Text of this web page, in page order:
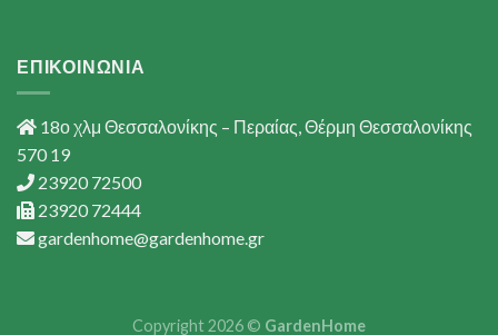
ΕΠΙΚΟΙΝΩΝΙΑ
18ο χλμ Θεσσαλονίκης – Περαίας, Θέρμη Θεσσαλονίκης
570 19
23920 72500
23920 72444
gardenhome@gardenhome.gr
Copyright 2026 © GardenHome